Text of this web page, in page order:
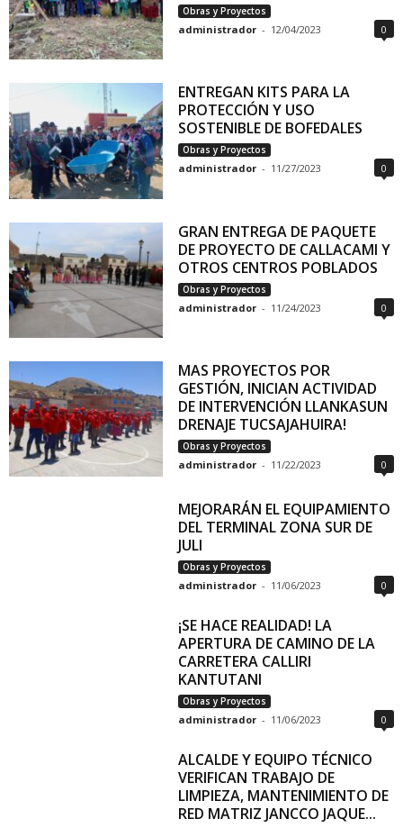
Obras y Proyectos
administrador - 12/04/2023 0
ENTREGAN KITS PARA LA
PROTECCIÓN Y USO
SOSTENIBLE DE BOFEDALES
Obras y Proyectos
administrador - 11/27/2023 0
GRAN ENTREGA DE PAQUETE
DE PROYECTO DE CALLACAMI Y
OTROS CENTROS POBLADOS
Obras y Proyectos
administrador - 11/24/2023 0
MAS PROYECTOS POR
GESTIÓN, INICIAN ACTIVIDAD
DE INTERVENCIÓN LLANKASUN
DRENAJE TUCSAJAHUIRA!
Obras y Proyectos
administrador - 11/22/2023 0
MEJORARÁN EL EQUIPAMIENTO
DEL TERMINAL ZONA SUR DE
JULI
Obras y Proyectos
administrador - 11/06/2023 0
¡SE HACE REALIDAD! LA
APERTURA DE CAMINO DE LA
CARRETERA CALLIRI
KANTUTANI
Obras y Proyectos
administrador - 11/06/2023 0
ALCALDE Y EQUIPO TÉCNICO
VERIFICAN TRABAJO DE
LIMPIEZA, MANTENIMIENTO DE
RED MATRIZ JANCCO JAQUE...